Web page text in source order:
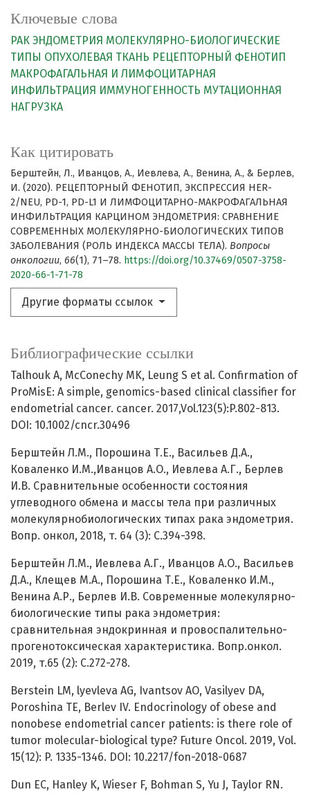
Ключевые слова
РАК ЭНДОМЕТРИЯ МОЛЕКУЛЯРНО-БИОЛОГИЧЕСКИЕ
ТИПЫ ОПУХОЛЕВАЯ ТКАНЬ РЕЦЕПТОРНЫЙ ФЕНОТИП
МАКРОФАГАЛЬНАЯ И ЛИМФОЦИТАРНАЯ
ИНФИЛЬТРАЦИЯ ИММУНОГЕННОСТЬ МУТАЦИОННАЯ
НАГРУЗКА
Как цитировать
Берштейн, Л., Иванцов, А., Иевлева, А., Венина, А., & Берлев,
И. (2020). РЕЦЕПТОРНЫЙ ФЕНОТИП, ЭКСПРЕССИЯ HER-
2/NEU, PD-1, PD-L1 И ЛИМФОЦИТАРНО-МАКРОФАГАЛЬНАЯ
ИНФИЛЬТРАЦИЯ КАРЦИНОМ ЭНДОМЕТРИЯ: СРАВНЕНИЕ
СОВРЕМЕННЫХ МОЛЕКУЛЯРНО-БИОЛОГИЧЕСКИХ ТИПОВ
ЗАБОЛЕВАНИЯ (РОЛЬ ИНДЕКСА МАССЫ ТЕЛА). Вопросы
онкологии, 66(1), 71–78. https://doi.org/10.37469/0507-3758-
2020-66-1-71-78
Другие форматы ссылок
Библиографические ссылки
Talhouk A, McConechy MK, Leung S et al. Confirmation of
ProMisE: A simple, genomics-based clinical classifier for
endometrial cancer. cancer. 2017,Vol.123(5):P.802-813.
DOI: 10.1002/cncr.30496
Берштейн Л.М., Порошина Т.Е., Васильев Д.А.,
Коваленко И.М.,Иванцов А.О., Иевлева А.Г., Берлев
И.В. Сравнительные особенности состояния
углеводного обмена и массы тела при различных
молекулярнобиологических типах рака эндометрия.
Вопр. онкол, 2018, т. 64 (3): С.394-398.
Берштейн Л.М., Иевлева А.Г., Иванцов А.О., Васильев
Д.А., Клещев М.А., Порошина Т.Е., Коваленко И.М.,
Венина А.Р., Берлев И.В. Современные молекулярно-
биологические типы рака эндометрия:
сравнительная эндокринная и провоспалительно-
прогенотоксическая характеристика. Вопр.онкол.
2019, т.65 (2): С.272-278.
Berstein LM, lyevleva AG, Ivantsov AO, Vasilyev DA,
Poroshina TE, Berlev IV. Endocrinology of obese and
nonobese endometrial cancer patients: is there role of
tumor molecular-biological type? Future Oncol. 2019, Vol.
15(12): P. 1335-1346. DOI: 10.2217/fon-2018-0687
Dun EC, Hanley K, Wieser F, Bohman S, Yu J, Taylor RN.